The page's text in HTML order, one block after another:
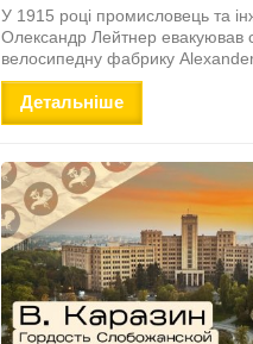
У 1915 році промисловець та
Олександр Лейтнер евакуював
велосипедну фабрику
Детальніше